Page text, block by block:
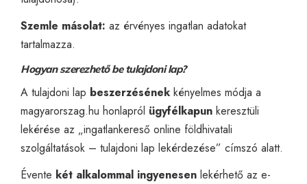
Szemle másolat: az érvényes ingatlan adatokat
tartalmazza.
Hogyan szerezhető be tulajdoni lap?
A tulajdoni lap beszerzésének kényelmes módja a
magyarorszag.hu honlapról ügyfélkapun keresztüli
lekérése az „ingatlankereső online földhivatali
szolgáltatások – tulajdoni lap lekérdezése” címszó alatt.
Évente két alkalommal ingyenesen lekérhető az e-